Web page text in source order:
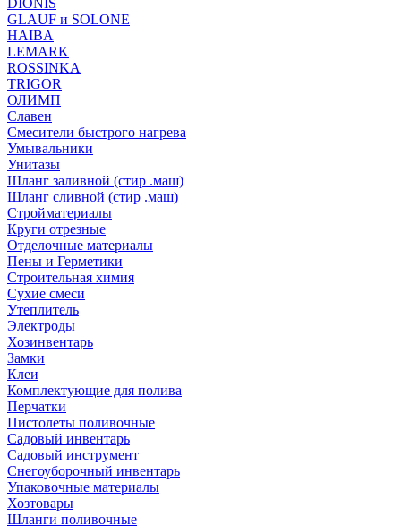
DIONIS
GLAUF и SOLONE
HAIBA
LEMARK
ROSSINKA
TRIGOR
ОЛИМП
Славен
Смесители быстрого нагрева
Умывальники
Унитазы
Шланг заливной (стир .маш)
Шланг сливной (стир .маш)
Стройматериалы
Круги отрезные
Отделочные материалы
Пены и Герметики
Строительная химия
Сухие смеси
Утеплитель
Электроды
Хозинвентарь
Замки
Клеи
Комплектующие для полива
Перчатки
Пистолеты поливочные
Садовый инвентарь
Садовый инструмент
Снегоуборочный инвентарь
Упаковочные материалы
Хозтовары
Шланги поливочные